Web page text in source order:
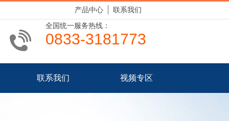
产品中心 联系我们
全国统一服务热线：
0833-3181773
联系我们 视频专区